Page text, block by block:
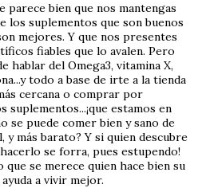
parece bien que nos mantengas
los suplementos que son buenos
mejores. Y que nos presentes
fiables que lo avalen. Pero
hablar del Omega3, vitamina X,
todo a base de irte a la tienda
cercana o comprar por
suplementos...¡que estamos en
se puede comer bien y sano de
y más barato? Y si quien descubre
se forra, pues estupendo!
que se merece quien hace bien su
a vivir mejor.